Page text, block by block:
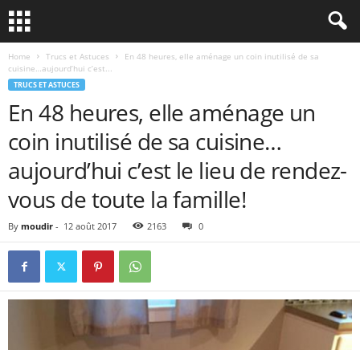
Home Trucs et Astuces
En 48 heures, elle aménage un coin inutilisé de sa
cuisine…aujourd’hui c’est...
TRUCS ET ASTUCES
En 48 heures, elle aménage un
coin inutilisé de sa cuisine…
aujourd’hui c’est le lieu de rendez-
vous de toute la famille!
By moudir - 12 août 2017 2163 0